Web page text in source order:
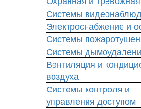
Системы
Электроснабжение и
Системы
Системы
Вентиляция и
воздуха
Системы контроля и
управления доступом